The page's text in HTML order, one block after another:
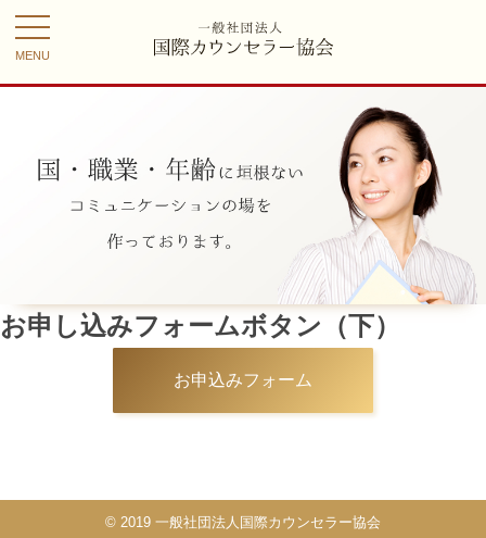
toggle
navigation
お申し込みフォームボタン（下）
お申込みフォーム
© 2019 一般社団法人国際カウンセラー協会